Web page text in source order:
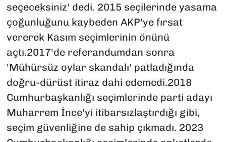
seçeceksiniz' dedi. 2015 seçilerinde yasama
çoğunluğunu kaybeden AKP'ye fırsat
vererek Kasım seçimlerinin önünü
açtı.2017'de referandumdan sonra
'Mühürsüz oylar skandalı' patladığında
doğru-dürüst itiraz dahi edemedi.2018
Cumhurbaşkanlığı seçimlerinde parti adayı
Muharrem İnce'yi itibarsızlaştırdığı gibi,
seçim güvenliğine de sahip çıkmadı. 2023